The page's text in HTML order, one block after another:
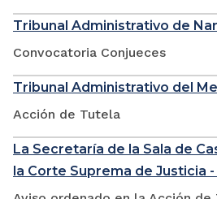
Tribunal Administrativo de
Convocatoria Conjueces
Tribunal Administrativo del
Acción de Tutela
La Secretaría de la Sala de
la Corte Suprema de Justicia